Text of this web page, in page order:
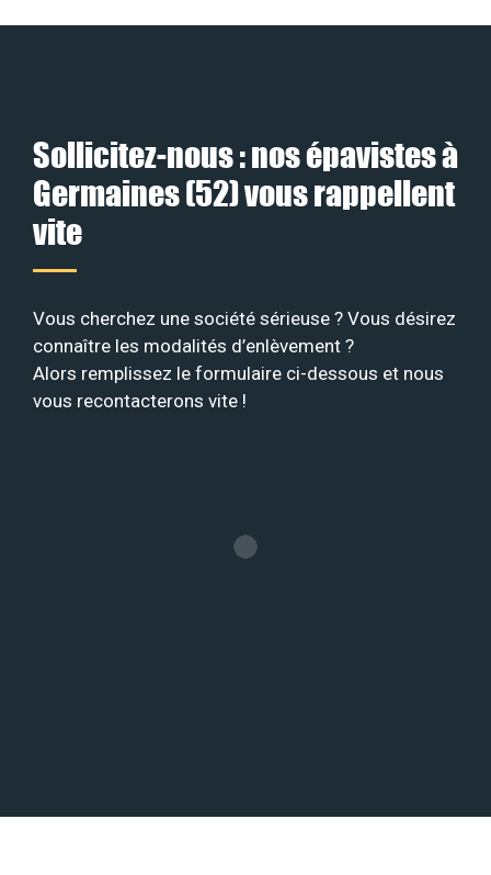
Sollicitez-nous : nos épavistes à
Germaines (52) vous rappellent
vite
Vous cherchez une société sérieuse ? Vous désirez
connaître les modalités d’enlèvement ?
Alors remplissez le formulaire ci-dessous et nous
vous recontacterons vite !